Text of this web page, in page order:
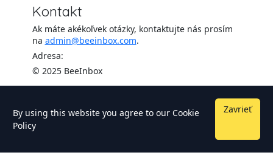
Kontakt
Ak máte akékoľvek otázky, kontaktujte nás prosím
na admin@beeinbox.com.
Adresa:
© 2025 BeeInbox
By using this website you agree to our Cookie
Policy
Zavrieť